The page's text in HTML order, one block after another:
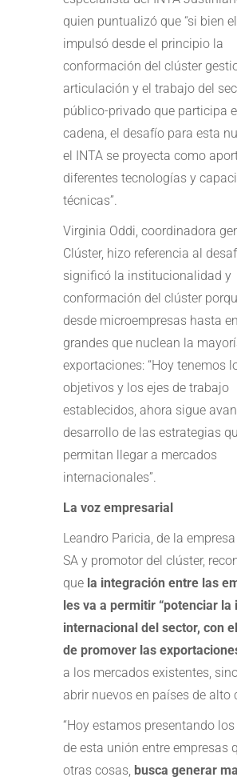
quien puntualizó que “si bien
impulsó desde el principio la
conformación del clúster
articulación y el trabajo del
público-privado que participa
cadena, el desafío para esta
el INTA se proyecta como
diferentes tecnologías y
técnicas”.
Virginia Oddi, coordinadora
Clúster, hizo referencia al
significó la institucionalidad y
conformación del clúster
desde microempresas hasta
grandes que nuclean la
exportaciones: “Hoy tenemos
objetivos y los ejes de trabajo
establecidos, ahora sigue
desarrollo de las estrategias
permitan llegar a mercados
internacionales”.
La voz empresarial
Leandro Paricia, de la
SA y promotor del clúster,
que la integración entre las
les va a permitir “potenciar la
internacional del sector, con
de promover las
a los mercados existentes,
abrir nuevos en países de alto
“Hoy estamos presentando
de esta unión entre empresas
otras cosas, busca generar